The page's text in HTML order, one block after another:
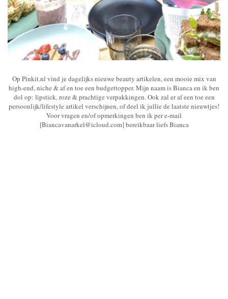
Op Pinkit.nl vind je dagelijks nieuwe beauty artikelen, een mooie mix van
high-end, niche & af en toe een budgettopper. Mijn naam is Bianca en ik ben
dol op: lipstick, roze & prachtige verpakkingen. Ook zal er af een toe een
persoonlijk/lifestyle artikel verschijnen, of deel ik jullie de laatste nieuwtjes!
Voor vragen en/of opmerkingen ben ik per e-mail
[Biancavanarkel@icloud.com] bereikbaar liefs Bianca